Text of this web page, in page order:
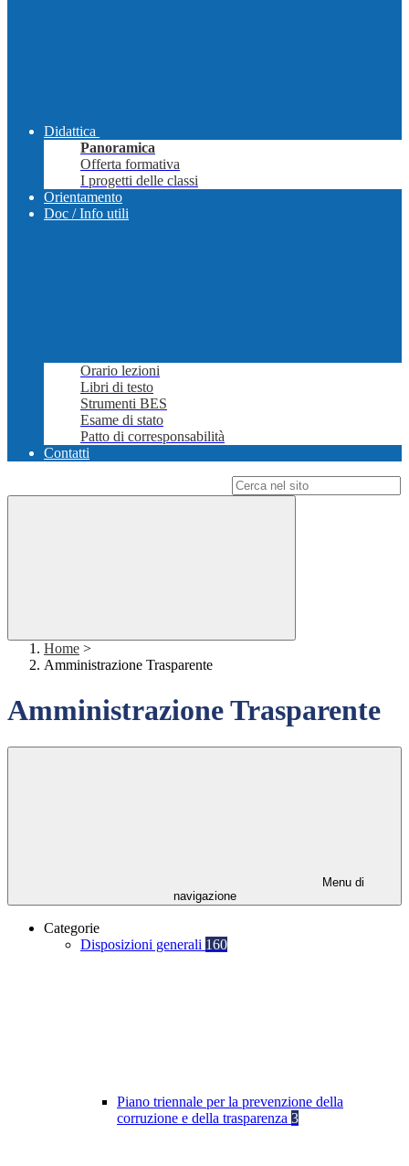
Didattica
Panoramica
Offerta formativa
I progetti delle classi
Orientamento
Doc / Info utili
Orario lezioni
Libri di testo
Strumenti BES
Esame di stato
Patto di corresponsabilità
Contatti
Home >
Amministrazione Trasparente
Amministrazione Trasparente
Menu di
navigazione
Categorie
Disposizioni generali 160
Piano triennale per la prevenzione della
corruzione e della trasparenza 3